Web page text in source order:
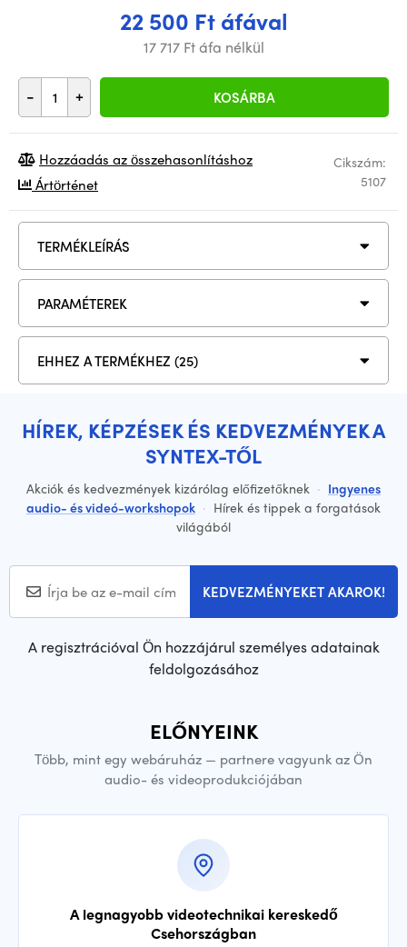
22 500 Ft áfával
17 717 Ft áfa nélkül
- + KOSÁRBA
Cikszám:
5107
Hozzáadás az összehasonlításhoz
Ártörténet
TERMÉKLEÍRÁS
PARAMÉTEREK
EHHEZ A TERMÉKHEZ (25)
HÍREK, KÉPZÉSEK ÉS KEDVEZMÉNYEK A
SYNTEX-TŐL
Akciók és kedvezmények kizárólag előfizetőknek · Ingyenes
audio- és videó-workshopok · Hírek és tippek a forgatások
világából
KEDVEZMÉNYEKET AKAROK!
A regisztrációval Ön hozzájárul személyes adatainak
feldolgozásához
ELŐNYEINK
Több, mint egy webáruház — partnere vagyunk az Ön
audio- és videoprodukciójában
A legnagyobb videotechnikai kereskedő
Csehországban